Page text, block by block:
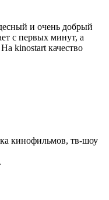
и очень добрый
с первых минут, а
kinostart качество
кинофильмов, тв-шоу